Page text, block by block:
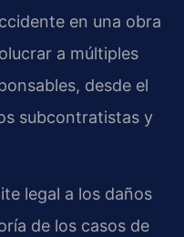
en una obra
a múltiples
desde el
subcontratistas y
legal a los daños
de los casos de